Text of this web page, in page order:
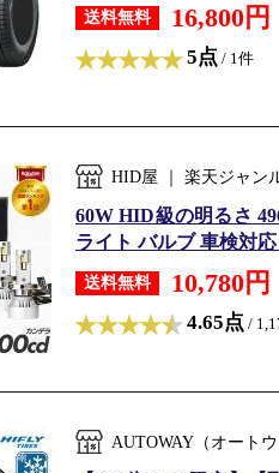
送料無料 16,800円
5点 / 1件
HID屋 ｜ 楽天ジャン
60W HID級の明るさ
ライト バルブ 車検対
送料無料 10,780円
4.65点 /
AUTOWAY（オート